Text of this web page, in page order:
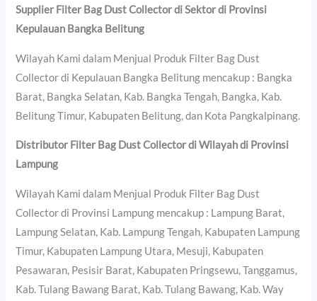
Supplier Filter Bag Dust Collector di Sektor di Provinsi
Kepulauan Bangka Belitung
Wilayah Kami dalam Menjual Produk Filter Bag Dust
Collector di Kepulauan Bangka Belitung mencakup : Bangka
Barat, Bangka Selatan, Kab. Bangka Tengah, Bangka, Kab.
Belitung Timur, Kabupaten Belitung, dan Kota Pangkalpinang.
Distributor Filter Bag Dust Collector di Wilayah di Provinsi
Lampung
Wilayah Kami dalam Menjual Produk Filter Bag Dust
Collector di Provinsi Lampung mencakup : Lampung Barat,
Lampung Selatan, Kab. Lampung Tengah, Kabupaten Lampung
Timur, Kabupaten Lampung Utara, Mesuji, Kabupaten
Pesawaran, Pesisir Barat, Kabupaten Pringsewu, Tanggamus,
Kab. Tulang Bawang Barat, Kab. Tulang Bawang, Kab. Way